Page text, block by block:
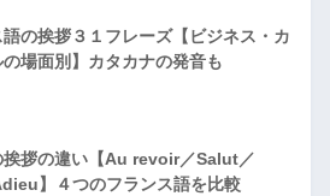
語の挨拶３１フレーズ【ビジネス・カ
場面別】カタカナの発音も
挨拶の違い【Au revoir／Salut／
】４つのフランス語を比較